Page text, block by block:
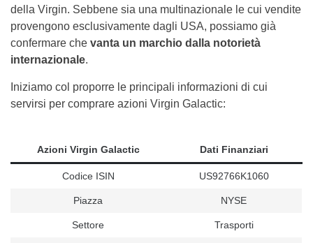
della Virgin. Sebbene sia una multinazionale le cui vendite
provengono esclusivamente dagli USA, possiamo già
confermare che vanta un marchio dalla notorietà
internazionale.
Iniziamo col proporre le principali informazioni di cui
servirsi per comprare azioni Virgin Galactic:
Azioni Virgin Galactic Dati Finanziari
Codice ISIN US92766K1060
Piazza NYSE
Settore Trasporti